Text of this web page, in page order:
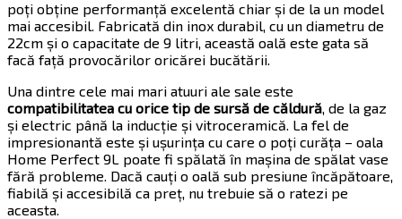
poți obține performanță excelentă chiar și de la un model
mai accesibil. Fabricată din inox durabil, cu un diametru de
22cm și o capacitate de 9 litri, această oală este gata să
facă față provocărilor oricărei bucătării.
Una dintre cele mai mari atuuri ale sale este
compatibilitatea cu orice tip de sursă de căldură , de la gaz
și electric până la inducție și vitroceramică. La fel de
impresionantă este și ușurința cu care o poți curăța – oala
Home Perfect 9L poate fi spălată în mașina de spălat vase
fără probleme. Dacă cauți o oală sub presiune încăpătoare,
fiabilă și accesibilă ca preț, nu trebuie să o ratezi pe
aceasta.